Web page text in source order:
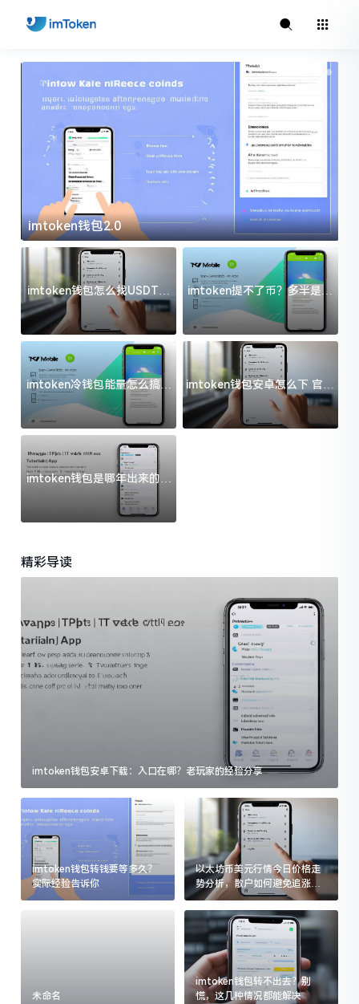
imtoken钱包2.0
imtoken钱包怎么找USDT地
址？三步搞定不踩坑
imtoken提不了币？多半是这
几件事没处理好
imtoken冷钱包能量怎么搞？
过来人告诉你门道
imtoken钱包安卓怎么下 官方
渠道避坑指南
imtoken钱包是哪年出来的？
一文给你说清楚
精彩导读
imtoken钱包安卓下载：入口在哪？老玩家的经验分享
imtoken钱包转钱要等多久？
实际经验告诉你
以太坊币美元行情今日价格走
势分析，散户如何避免追涨杀
跌被套牢
未命名
imtoken钱包转不出去？别
慌，这几种情况都能解决